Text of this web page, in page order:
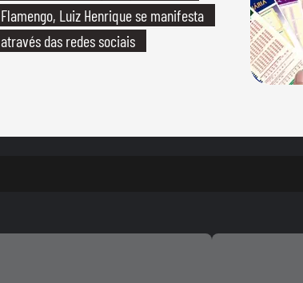
Flamengo, Luiz Henrique se manifesta
através das redes sociais